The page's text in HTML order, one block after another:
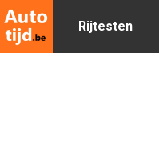
Rijtesten